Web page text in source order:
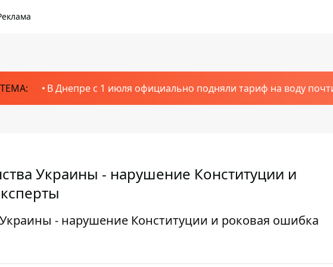
В Днепре с 1 июля официально подняли тариф на воду
Украины - нарушение Конституции и
- нарушение Конституции и роковая ошибка